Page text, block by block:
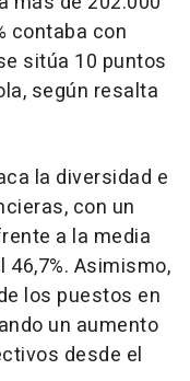
contaba con
sitúa 10 puntos
según resalta
la diversidad e
con un
a la media
Asimismo,
los puestos en
un aumento
desde el